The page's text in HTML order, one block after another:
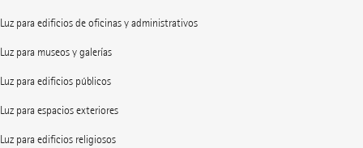
Luz para edificios de oficinas y administrativos
Luz para museos y galerías
Luz para edificios públicos
Luz para espacios exteriores
Luz para edificios religiosos